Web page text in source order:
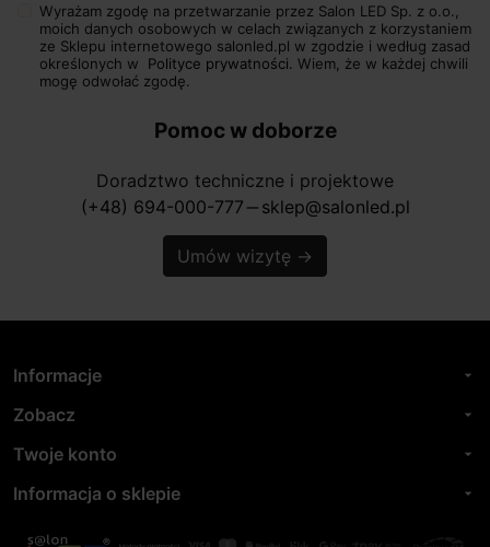
Wyrażam zgodę na przetwarzanie przez Salon LED Sp. z o.o.,
moich danych osobowych w celach związanych z korzystaniem
ze Sklepu internetowego salonled.pl w zgodzie i według zasad
określonych w Polityce prywatności. Wiem, że w każdej chwili
mogę odwołać zgodę.
Pomoc w doborze
Doradztwo techniczne i projektowe
(+48) 694-000-777 horizontal_rule sklep@salonled.pl
Umów wizytę →
Informacje arrow_drop_down
Zobacz arrow_drop_down
Twoje konto arrow_drop_down
Informacja o sklepie arrow_drop_down